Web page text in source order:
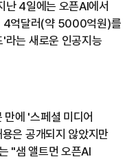
난 4일에는 오픈AI에서
4억달러(약 5000억원)를
라는 새로운 인공지능
에 '스페셜 미디어
은 공개되지 않았지만
"샘 앨트먼 오픈AI